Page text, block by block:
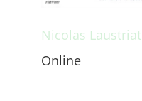
Nicolas Laustriat
Online